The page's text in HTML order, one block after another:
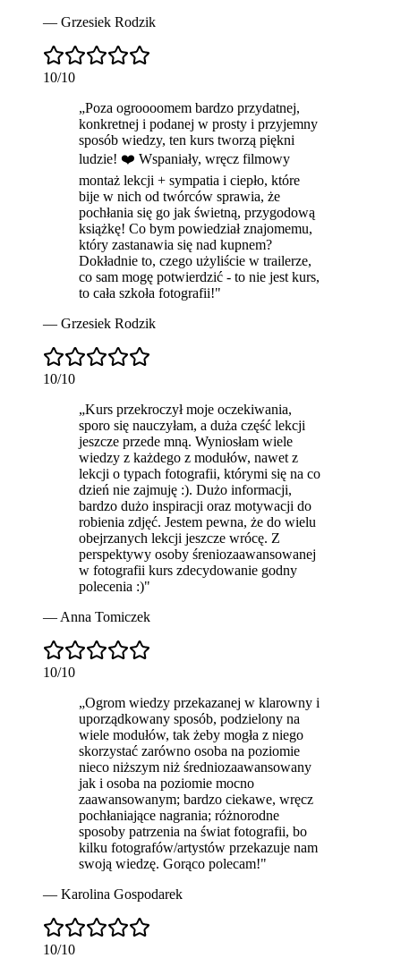
— Grzesiek Rodzik
10/10
„Poza ogroooomem bardzo przydatnej,
konkretnej i podanej w prosty i przyjemny
sposób wiedzy, ten kurs tworzą piękni
ludzie! ❤️ Wspaniały, wręcz filmowy
montaż lekcji + sympatia i ciepło, które
bije w nich od twórców sprawia, że
pochłania się go jak świetną, przygodową
książkę! Co bym powiedział znajomemu,
który zastanawia się nad kupnem?
Dokładnie to, czego użyliście w trailerze,
co sam mogę potwierdzić - to nie jest kurs,
to cała szkoła fotografii!"
— Grzesiek Rodzik
10/10
„Kurs przekroczył moje oczekiwania,
sporo się nauczyłam, a duża część lekcji
jeszcze przede mną. Wyniosłam wiele
wiedzy z każdego z modułów, nawet z
lekcji o typach fotografii, którymi się na co
dzień nie zajmuję :). Dużo informacji,
bardzo dużo inspiracji oraz motywacji do
robienia zdjęć. Jestem pewna, że do wielu
obejrzanych lekcji jeszcze wrócę. Z
perspektywy osoby śreniozaawansowanej
w fotografii kurs zdecydowanie godny
polecenia :)"
— Anna Tomiczek
10/10
„Ogrom wiedzy przekazanej w klarowny i
uporządkowany sposób, podzielony na
wiele modułów, tak żeby mogła z niego
skorzystać zarówno osoba na poziomie
nieco niższym niż średniozaawansowany
jak i osoba na poziomie mocno
zaawansowanym; bardzo ciekawe, wręcz
pochłaniające nagrania; różnorodne
sposoby patrzenia na świat fotografii, bo
kilku fotografów/artystów przekazuje nam
swoją wiedzę. Gorąco polecam!"
— Karolina Gospodarek
10/10